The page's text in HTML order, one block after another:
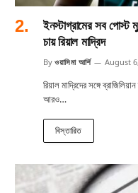
ইনস্টাগ্রামের সব পোস্ট
চায় রিয়াল মাদ্রিদ
By ওয়াসিমা আর্শি August
রিয়াল মাদ্রিদের সঙ্গে
আরও…
বিস্তারিত